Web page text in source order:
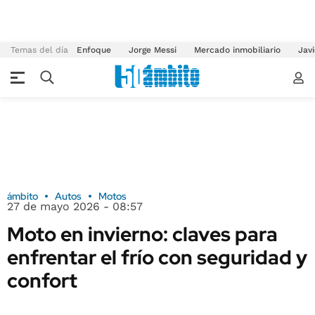
Temas del día Enfoque Jorge Messi Mercado inmobiliario
ámbito Autos Motos
27 de mayo 2026 - 08:57
Moto en invierno: claves para
enfrentar el frío con seguridad y
confort